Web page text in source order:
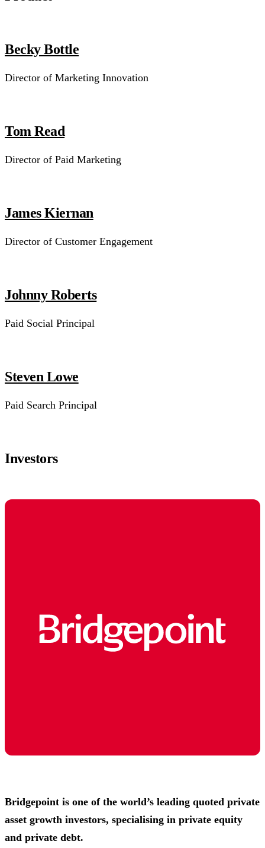
Becky Bottle
Director of Marketing Innovation
Tom Read
Director of Paid Marketing
James Kiernan
Director of Customer Engagement
Johnny Roberts
Paid Social Principal
Steven Lowe
Paid Search Principal
Investors
Bridgepoint is one of the world’s leading quoted private
asset growth investors, specialising in private equity
and private debt.